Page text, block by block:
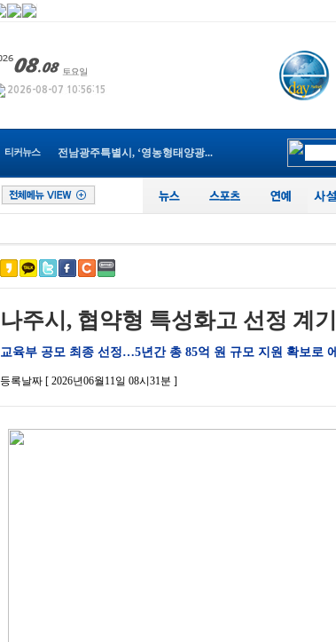
티커뉴스
전남광주특별시교육청, 특수교사...
전남광주특별시, ‘영농형태양광...
나주 남평읍 도심속, ‘우리동네...
나주시, 협약형 특성화고 선정 계
교육부 공모 최종 선정…5년간 총 85억 원 규모 지원 확보로
등록날짜 [ 2026년06월11일 08시31분 ]